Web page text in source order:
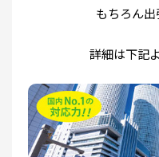
もちろん出
詳細は下記